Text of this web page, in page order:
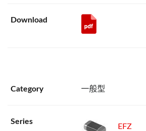
一般型
EFZ